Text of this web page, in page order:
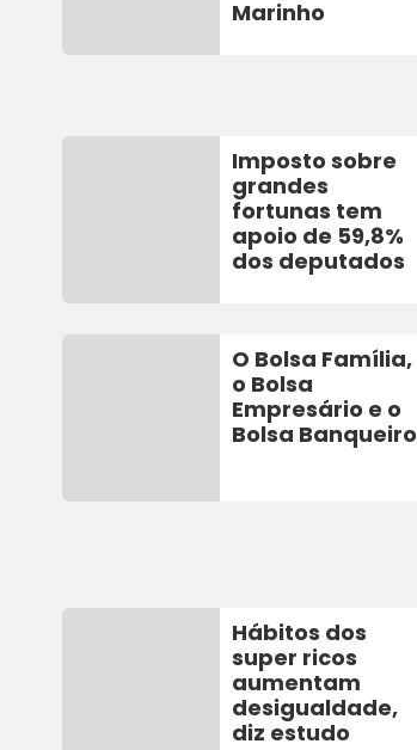
Marinho
Imposto sobre
grandes
fortunas tem
apoio de 59,8%
dos deputados
O Bolsa Família,
o Bolsa
Empresário e o
Bolsa Banqueiro
Hábitos dos
super ricos
aumentam
desigualdade,
diz estudo